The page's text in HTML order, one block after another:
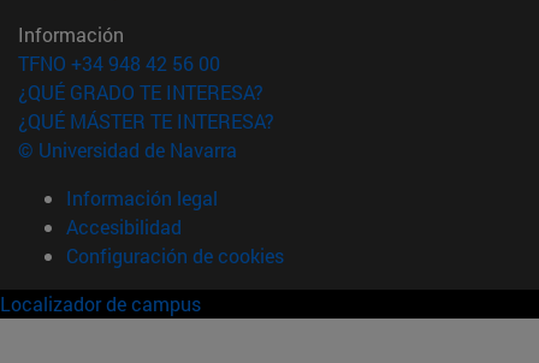
Información
TFNO +34 948 42 56 00
¿QUÉ GRADO TE INTERESA?
¿QUÉ MÁSTER TE INTERESA?
© Universidad de Navarra
Información legal
Accesibilidad
Configuración de cookies
Localizador de campus